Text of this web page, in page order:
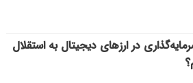
در ارزهای دیجیتال به استقلال